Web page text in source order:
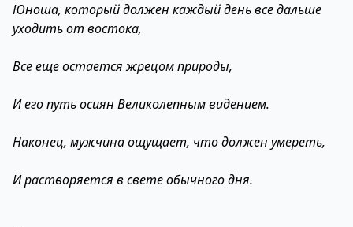
Юноша, который должен каждый день все дальше
уходить от востока,
Все еще остается жрецом природы,
И его путь осиян Великолепным видением.
Наконец, мужчина ощущает, что должен умереть,
И растворяется в свете обычного дня.